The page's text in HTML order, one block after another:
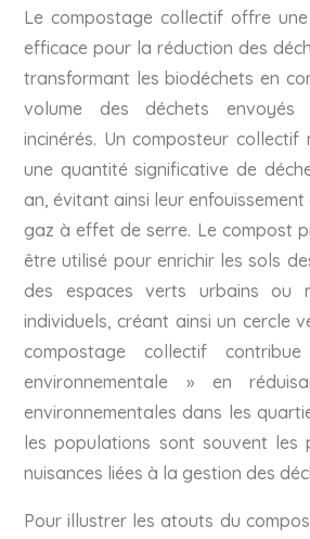
Le compostage collectif offre
efficace pour la réduction des
transformant les biodéchets en
volume des déchets
incinérés. Un composteur
une quantité significative de
an, évitant ainsi leur
gaz à effet de serre. Le compost
être utilisé pour enrichir les sols
des espaces verts urbains ou
individuels, créant ainsi un cercle
compostage collectif
environnementale » en
environnementales dans les
les populations sont souvent les
nuisances liées à la gestion des
Pour illustrer les atouts du